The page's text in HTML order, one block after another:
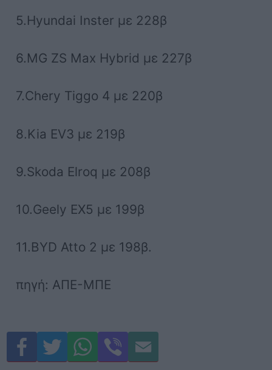
5.Hyundai Inster με 228β
6.MG ZS Max Hybrid με 227β
7.Chery Tiggo 4 με 220β
8.Kia EV3 με 219β
9.Skoda Elroq με 208β
10.Geely EX5 με 199β
11.BYD Atto 2 με 198β.
πηγή: ΑΠΕ-ΜΠΕ